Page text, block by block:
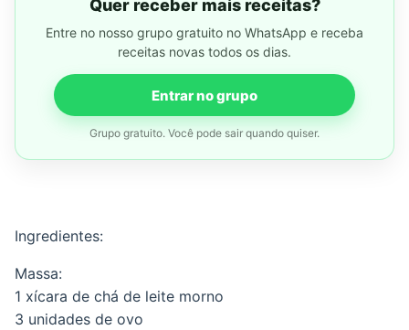
Quer receber mais receitas?
Entre no nosso grupo gratuito no WhatsApp e receba
receitas novas todos os dias.
Entrar no grupo
Grupo gratuito. Você pode sair quando quiser.
Ingredientes:
Massa:
1 xícara de chá de leite morno
3 unidades de ovo